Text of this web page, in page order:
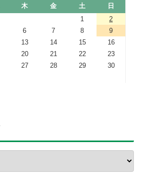
木 金 土
日
1
2
6 7 8
9
13 14 15
16
20 21 22
23
27 28 29
30